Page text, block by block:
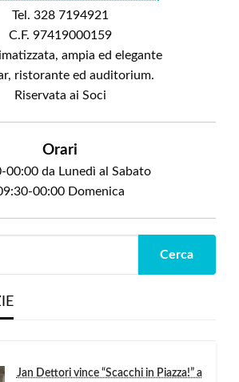
Tel. 328 7194921
C.F. 97419000159
ampia ed elegante
ristorante ed auditorium.
Riservata ai Soci
Orari
00:00 da Lunedì al Sabato
00:00 Domenica
Jan Dettori vince “Scacchi in Piazza!” a